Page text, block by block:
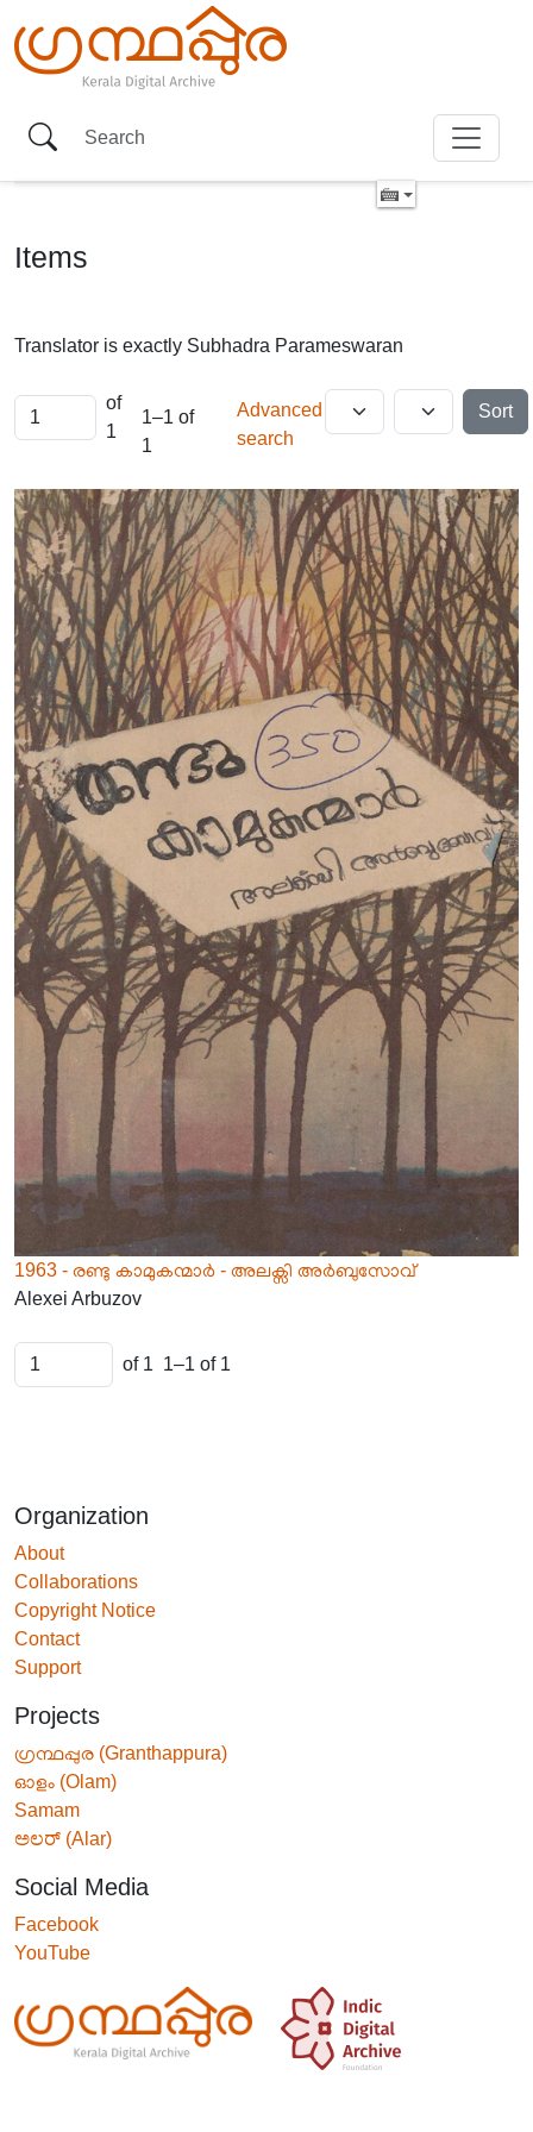
Items
Translator is exactly Subhadra Parameswaran
of
1
1–1 of
1
Advanced
search
Sort
1963 - രണ്ടു കാമുകന്മാർ - അലക്സി അർബുസോവ്
Alexei Arbuzov
of 1 1–1 of 1
Organization
About
Collaborations
Copyright Notice
Contact
Support
Projects
ഗ്രന്ഥപ്പുര (Granthappura)
ഓളം (Olam)
Samam
ಅಲರ್ (Alar)
Social Media
Facebook
YouTube